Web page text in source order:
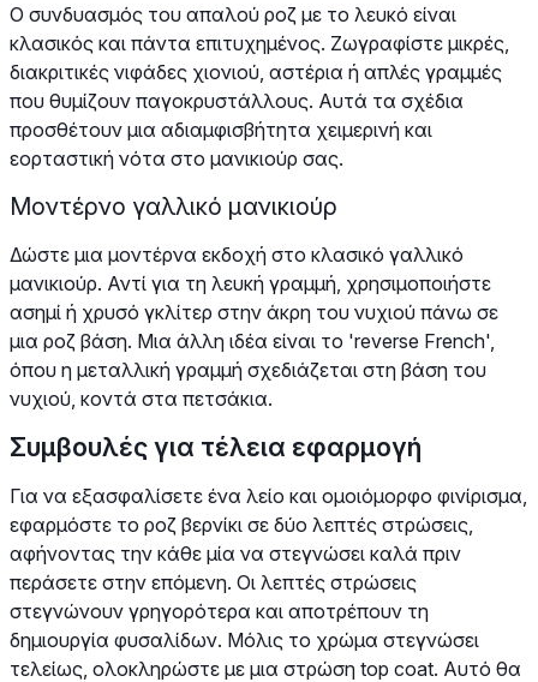
Ο συνδυασμός του απαλού ροζ με το λευκό είναι
κλασικός και πάντα επιτυχημένος. Ζωγραφίστε μικρές,
διακριτικές νιφάδες χιονιού, αστέρια ή απλές γραμμές
που θυμίζουν παγοκρυστάλλους. Αυτά τα σχέδια
προσθέτουν μια αδιαμφισβήτητα χειμερινή και
εορταστική νότα στο μανικιούρ σας.
Μοντέρνο γαλλικό μανικιούρ
Δώστε μια μοντέρνα εκδοχή στο κλασικό γαλλικό
μανικιούρ. Αντί για τη λευκή γραμμή, χρησιμοποιήστε
ασημί ή χρυσό γκλίτερ στην άκρη του νυχιού πάνω σε
μια ροζ βάση. Μια άλλη ιδέα είναι το 'reverse French',
όπου η μεταλλική γραμμή σχεδιάζεται στη βάση του
νυχιού, κοντά στα πετσάκια.
Συμβουλές για τέλεια εφαρμογή
Για να εξασφαλίσετε ένα λείο και ομοιόμορφο φινίρισμα,
εφαρμόστε το ροζ βερνίκι σε δύο λεπτές στρώσεις,
αφήνοντας την κάθε μία να στεγνώσει καλά πριν
περάσετε στην επόμενη. Οι λεπτές στρώσεις
στεγνώνουν γρηγορότερα και αποτρέπουν τη
δημιουργία φυσαλίδων. Μόλις το χρώμα στεγνώσει
τελείως, ολοκληρώστε με μια στρώση top coat. Αυτό θα